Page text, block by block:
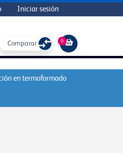
Iniciar sesión
Comparar 0
en termoformado